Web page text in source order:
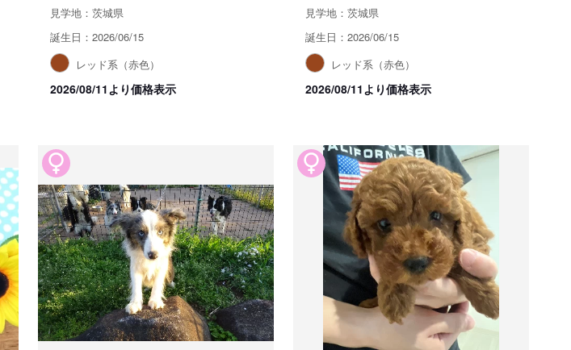
見学地：茨城県
誕生日：2026/06/15
レッド系（赤色）
2026/08/11より価格表示
見学地：茨城県
誕生日：2026/06/15
レッド系（赤色）
2026/08/11より価格表示